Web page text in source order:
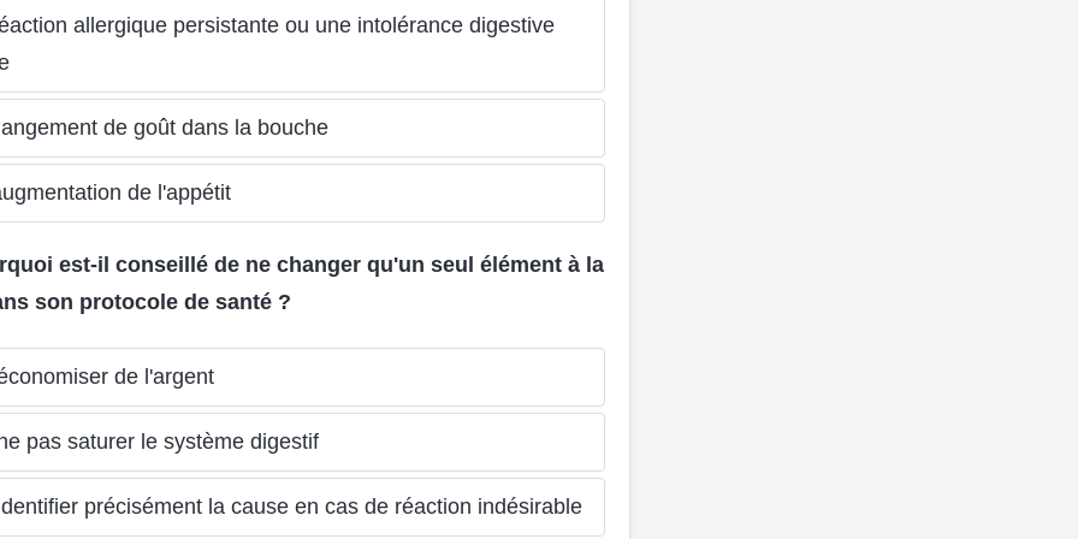
allergique persistante ou une intolérance digestive
de goût dans la bouche
de l'appétit
est-il conseillé de ne changer qu'un seul élément à la
son protocole de santé ?
de l'argent
pas saturer le système digestif
précisément la cause en cas de réaction indésirable